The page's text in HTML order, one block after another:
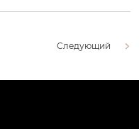
Следующий